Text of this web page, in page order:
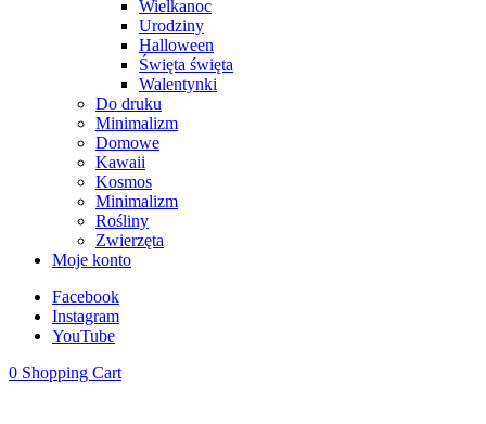
Wielkanoc
Urodziny
Halloween
Święta święta
Walentynki
Do druku
Minimalizm
Domowe
Kawaii
Kosmos
Minimalizm
Rośliny
Zwierzęta
Moje konto
Facebook
Instagram
YouTube
0 Shopping Cart